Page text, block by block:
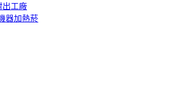
出工廠
器加熱菸